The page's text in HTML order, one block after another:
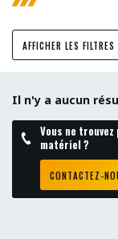
AFFICHER LES FILTRES
Il n'y a aucun
Vous ne
matériel ?
CONTACTEZ-